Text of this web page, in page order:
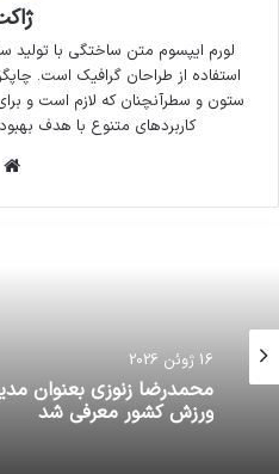
لورم ایپسوم متن ساختگی با
استفاده از طراحان گرافیک است.
ستون و سطرآنچنان که لازم است و
کاربردهای متنوع با هدف
16 ژوئن 2026
محمدرضا زنوزی بعنوان
ورزش کشور معرفی شد